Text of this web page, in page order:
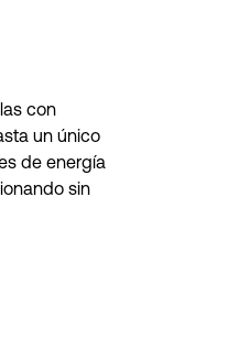
con
un único
de energía
sin